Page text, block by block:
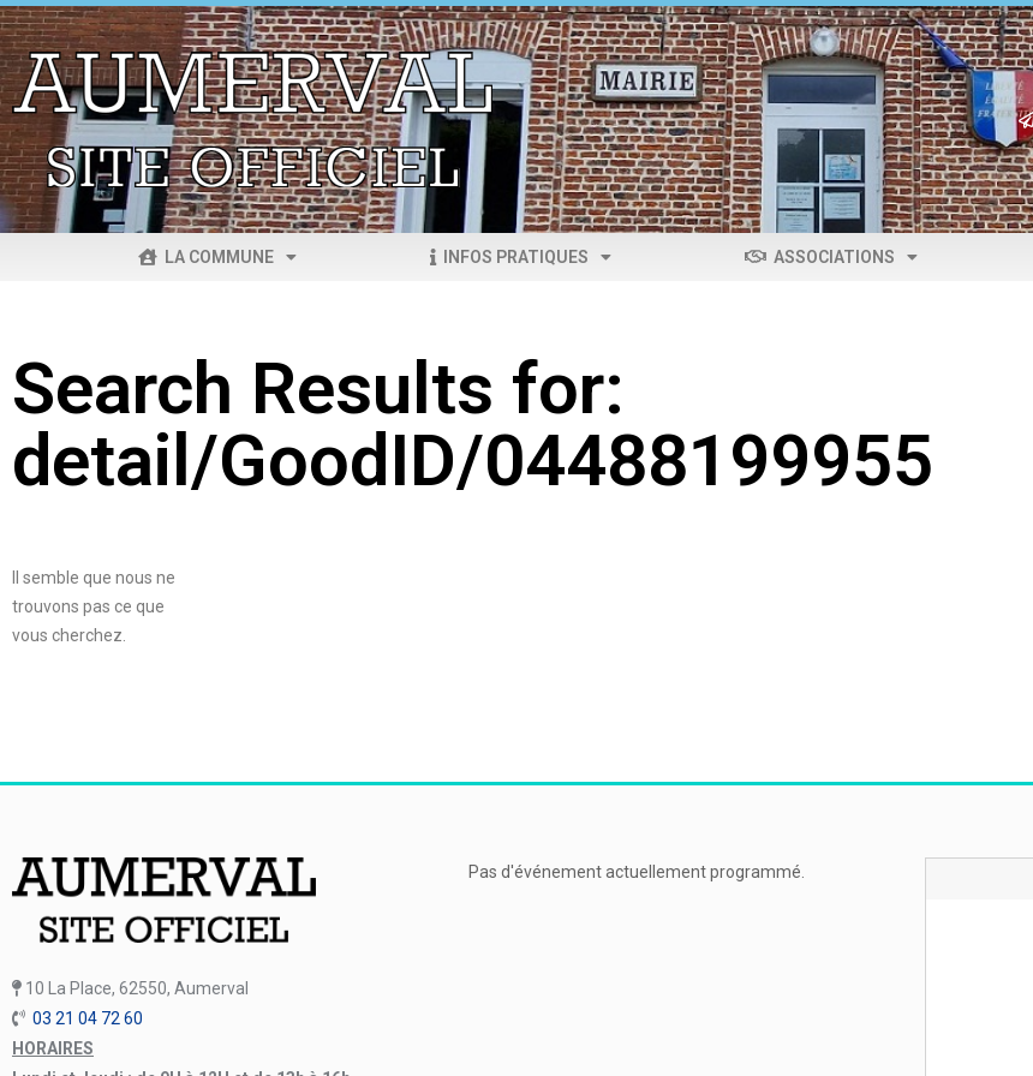
LA COMMUNE INFOS PRATIQUES ASSOCIATIONS
Search Results for:
detail/GoodID/04488199955
Il semble que nous ne
trouvons pas ce que
vous cherchez.
10 La Place, 62550, Aumerval
03 21 04 72 60
HORAIRES
Pas d'événement actuellement programmé.